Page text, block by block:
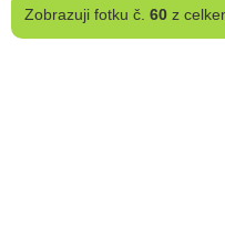
Zobrazujifotku č. 60z